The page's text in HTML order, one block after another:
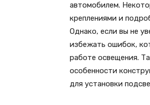
автомобилем.
креплениями и
Однако, если вы не
избежать ошибок,
работе освещения.
особенности
для установки